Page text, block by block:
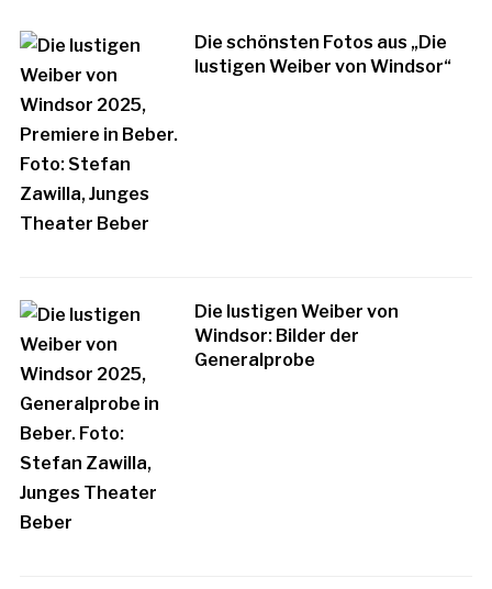
Die schönsten Fotos aus „Die
lustigen Weiber von Windsor“
Die lustigen Weiber von
Windsor: Bilder der
Generalprobe